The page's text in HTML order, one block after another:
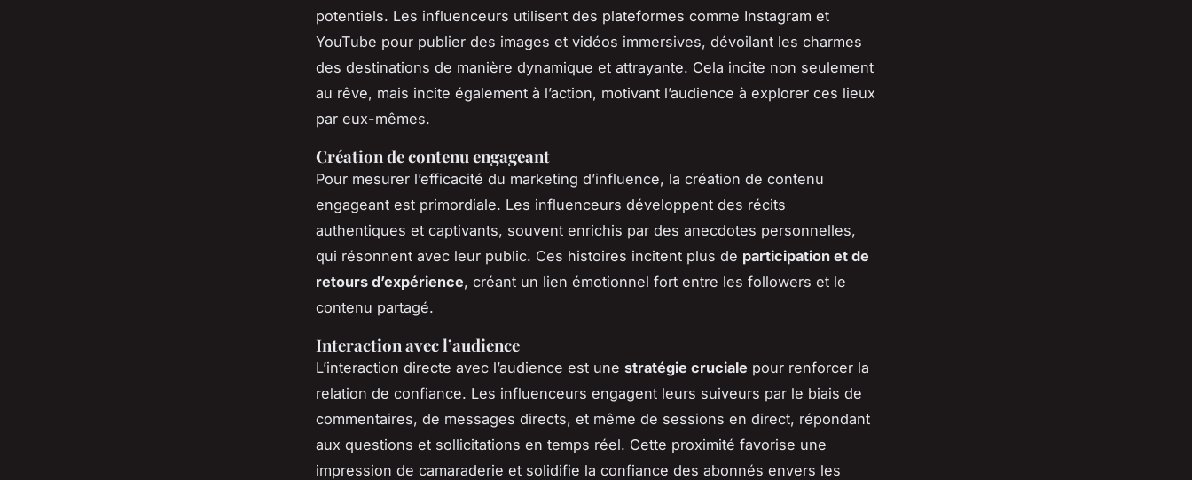
potentiels. Les influenceurs utilisent des plateformes comme Instagram et
YouTube pour publier des images et vidéos immersives, dévoilant les charmes
des destinations de manière dynamique et attrayante. Cela incite non seulement
au rêve, mais incite également à l’action, motivant l’audience à explorer ces lieux
par eux-mêmes.
Création de contenu engageant
Pour mesurer l’efficacité du marketing d’influence, la création de contenu
engageant est primordiale. Les influenceurs développent des récits
authentiques et captivants, souvent enrichis par des anecdotes personnelles,
qui résonnent avec leur public. Ces histoires incitent plus de participation et de
retours d’expérience, créant un lien émotionnel fort entre les followers et le
contenu partagé.
Interaction avec l’audience
L’interaction directe avec l’audience est une stratégie cruciale pour renforcer la
relation de confiance. Les influenceurs engagent leurs suiveurs par le biais de
commentaires, de messages directs, et même de sessions en direct, répondant
aux questions et sollicitations en temps réel. Cette proximité favorise une
impression de camaraderie et solidifie la confiance des abonnés envers les